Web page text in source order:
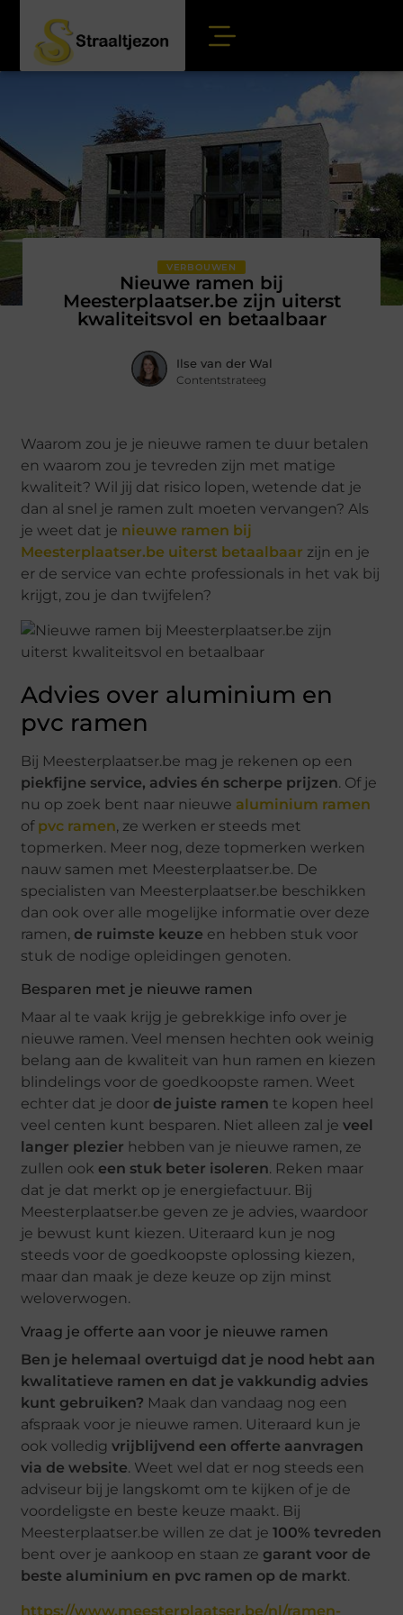
VERBOUWEN
Nieuwe ramen bij
Meesterplaatser.be zijn uiterst
kwaliteitsvol en betaalbaar
Ilse van der Wal
Contentstrateeg
Waarom zou je je nieuwe ramen te duur betalen
en waarom zou je tevreden zijn met matige
kwaliteit? Wil jij dat risico lopen, wetende dat je
dan al snel je ramen zult moeten vervangen? Als
je weet dat je nieuwe ramen bij
Meesterplaatser.be uiterst betaalbaar zijn en je
er de service van echte professionals in het vak bij
krijgt, zou je dan twijfelen?
Advies over aluminium en
pvc ramen
Bij Meesterplaatser.be mag je rekenen op een
piekfijne service, advies én scherpe prijzen. Of je
nu op zoek bent naar nieuwe aluminium ramen
of pvc ramen, ze werken er steeds met
topmerken. Meer nog, deze topmerken werken
nauw samen met Meesterplaatser.be. De
specialisten van Meesterplaatser.be beschikken
dan ook over alle mogelijke informatie over deze
ramen, de ruimste keuze en hebben stuk voor
stuk de nodige opleidingen genoten.
Besparen met je nieuwe ramen
Maar al te vaak krijg je gebrekkige info over je
nieuwe ramen. Veel mensen hechten ook weinig
belang aan de kwaliteit van hun ramen en kiezen
blindelings voor de goedkoopste ramen. Weet
echter dat je door de juiste ramen te kopen heel
veel centen kunt besparen. Niet alleen zal jeveel
langer plezier hebben van je nieuwe ramen, ze
zullen ook een stuk beter isoleren. Reken maar
dat je dat merkt op je energiefactuur. Bij
Meesterplaatser.be geven ze je advies, waardoor
je bewust kunt kiezen. Uiteraard kun je nog
steeds voor de goedkoopste oplossing kiezen,
maar dan maak je deze keuze op zijn minst
weloverwogen.
Vraag je offerte aan voor je nieuwe ramen
Ben je helemaal overtuigd dat je nood hebt aan
kwalitatieve ramen en dat je vakkundig advies
kunt gebruiken? Maak dan vandaag nog een
afspraak voor je nieuwe ramen. Uiteraard kun je
ook volledigvrijblijvend een offerte aanvragen
via de website. Weet wel dat er nog steeds een
adviseur bij je langskomt om te kijken of je de
voordeligste en beste keuze maakt. Bij
Meesterplaatser.be willen ze dat je100% tevreden
bent over je aankoop en staan ze garant voor de
beste aluminium en pvc ramen op de markt.
https://www.meesterplaatser.be/nl/ramen-